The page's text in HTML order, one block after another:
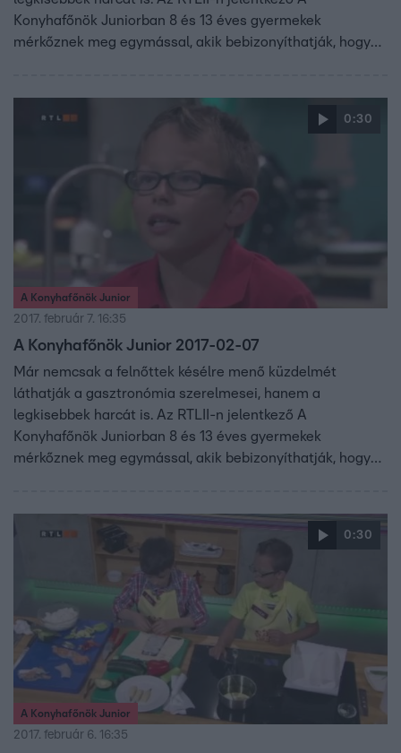
Konyhafőnök Juniorban 8 és 13 éves gyermekek
mérkőznek meg egymással, akik bebizonyíthatják, hogy
vagyis Fördős Zét, Bernáth Józsefet és Vajda Pierre-t.
0:30
A Konyhafőnök Junior
2017. február 7. 16:35
A Konyhafőnök Junior 2017-02-07
Már nemcsak a felnőttek késélre menő küzdelmét
láthatják a gasztronómia szerelmesei, hanem a
legkisebbek harcát is. Az RTLII-n jelentkező A
Konyhafőnök Juniorban 8 és 13 éves gyermekek
mérkőznek meg egymással, akik bebizonyíthatják, hogy
vagyis Fördős Zét, Bernáth Józsefet és Vajda Pierre-t.
0:30
A Konyhafőnök Junior
2017. február 6. 16:35